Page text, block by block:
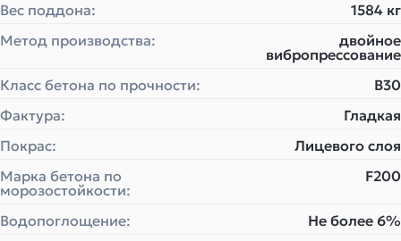
Вес поддона:
1584 кг
Метод производства:
двойное
вибропрессование
Класс бетона по прочности:
B30
Фактура:
Гладкая
Покрас:
Лицевого слоя
Марка бетона по
морозостойкости:
F200
Водопоглощение:
Не более 6%